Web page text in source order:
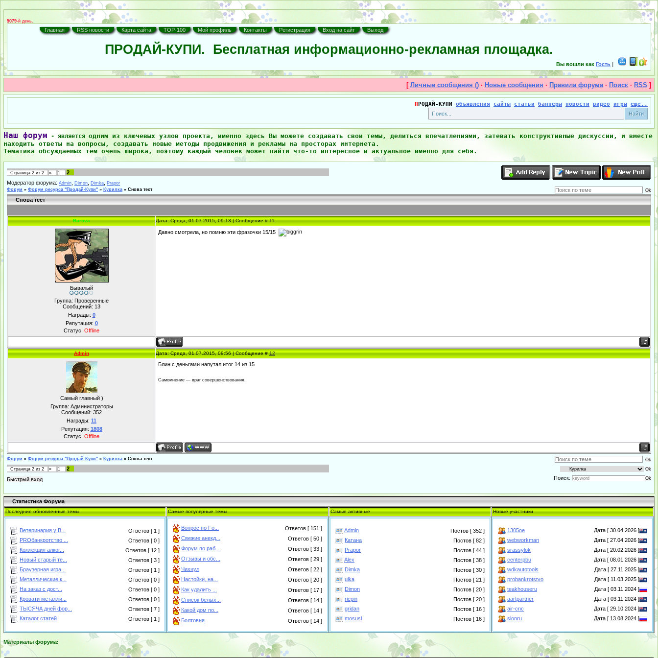
5079-й день.
Главная RSS новости Карта сайта TOP-100 Мой профиль Контакты Регистрация Вход на сайт Выход
ПРОДАЙ-КУПИ. Бесплатная информационно-рекламная площадка.
Вы вошли как Гость |
[ Личные сообщения () · Новые сообщения · Правила форума· Поиск · RSS ]
ПРОДАЙ-КУПИ объявления сайты статьи баннеры новости видео игры еще..
Наш форум - является одним из ключевых узлов проекта, именно здесь Вы можете создавать свои темы, делиться впечатлениями, затевать конструктивные дискуссии, и вместе
находить ответы на вопросы, создавать новые методы продвижения и рекламы на просторах интернета.
Тематика обсуждаемых тем очень широка, поэтому каждый человек может найти что-то интересное и актуальное именно для себя.
Страница 2 из 2 « 1
2
Модератор форума: Admin Dimon Dimka
Prapor
Форум » Форум ресурса "Продай-Купи" » Курилка » Снова тест
Снова тест
Burova Дата: Среда, 01.07.2015, 09:13 | Сообщение #11
Бывалый
Группа: Проверенные
Сообщений: 13
Награды: 0
Репутация: 0
Статус: Offline
Давно смотрела, но помню эти фразочки 15/15
Admin Дата: Среда, 01.07.2015, 09:56 | Сообщение #12
Самый главный )
Группа: Администраторы
Сообщений: 352
Награды: 11
Репутация: 1808
Статус: Offline
Блин с деньгами напутал итог 14 из 15
Самомнение — враг совершенствования.
Форум » Форум ресурса "Продай-Купи" » Курилка » Снова тест
Страница 2 из 2 « 1
2
Поиск:
Статистика Форума
Последние обновленные темы Самые популярные темы Самые активные Новые участники
Ветеринария у В...
Ответов [ 1 ]
PROбанкротство ...
Ответов [ 0 ]
Коллекция алког...
Ответов [ 12 ]
Новый старый те...
Ответов [ 3 ]
Браузерная игра...
Ответов [ 1 ]
Металлические к...
Ответов [ 0 ]
На заказ с дост...
Ответов [ 0 ]
Кровати металли...
Ответов [ 0 ]
ТЫСЯЧА дней фор...
Ответов [ 7 ]
Каталог статей
Ответов [ 1 ]
Вопрос по Fo...
Ответов [ 151 ]
Свежие анекд...
Ответов [ 50 ]
Форум по раб...
Ответов [ 33 ]
Отзывы и обс...
Ответов [ 29 ]
Чихнул
Ответов [ 22 ]
Настойки, на...
Ответов [ 20 ]
Как удалить ...
Ответов [ 17 ]
Список белых...
Ответов [ 14 ]
Какой дом по...
Ответов [ 14 ]
Болтовня
Ответов [ 14 ]
Admin
Постов [ 352 ]
Катана
Постов [ 82 ]
Prapor
Постов [ 44 ]
Alex
Постов [ 38 ]
Dimka
Постов [ 30 ]
ulka
Постов [ 21 ]
Dimon
Постов [ 20 ]
riepin
Постов [ 20 ]
gridan
Постов [ 16 ]
mosusl
Постов [ 16 ]
1305oe
Дата [ 30.04.2026 ]
webworkman
Дата [ 27.04.2026 ]
srassylok
Дата [ 20.02.2026 ]
centerpbu
Дата [ 08.01.2026 ]
wdkautotools
Дата [ 27.11.2025 ]
probankrotstvo
Дата [ 11.03.2025 ]
teakhouseru
Дата [ 03.11.2024 ]
aartpartner
Дата [ 03.11.2024 ]
air-cnc
Дата [ 29.10.2024 ]
slonru
Дата [ 13.08.2024 ]
Материалы форума: